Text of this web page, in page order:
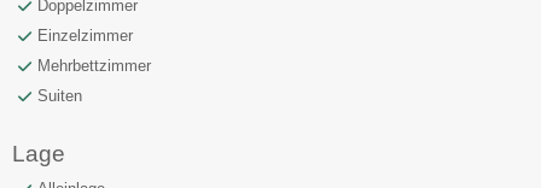
Doppelzimmer
Einzelzimmer
Mehrbettzimmer
Suiten
Lage